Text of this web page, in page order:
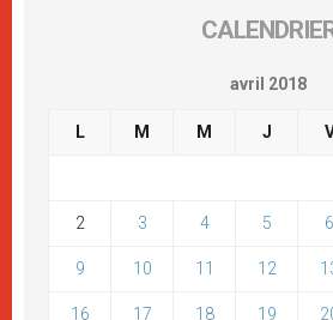
avril 2018
L M M J
2 3 4 5 6
9 10 11 12
16 17 18 19